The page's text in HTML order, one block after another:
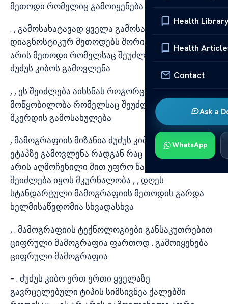
Health
Health
Contact
Ask a
WhatsApp
მეთოდი რომელიც გამოიყენება მკერდის
. , გამოსახატავად ყველა გამოსახულებასა და
დიაგნოსტიკურ მეთოდებს შორის , . მამოგრაფია
არის მეთოდი რომელსაც შეუძლია ადრეული
ძუძუს კიბოს გამოვლენა
, , ეს შეიძლება აიხსნას როგორც რენტგენული
მოწყობილობა რომელსაც შეუძლია . მიიღოს
მკერდის გამოსახულება
, მამოგრაფიის მიზანია ძუძუს კიბოს ადრეულ
ეტაპზე გამოვლენა რადგან რაც უფრო , . ადრე
არის აღმოჩენილი მით უფრო წარმატებული
შეიძლება იყოს მკურნალობა , , დღეს
სტანდარტული მამოგრაფიის მეთოდის გარდა
ხელმისაწვდომია სხვადასხვა
, . მამოგრაფიის ტექნოლოგიები განსაკუთრებით
ციფრული მამოგრაფია ფართოდ . გამოიყენება
ციფრული მამოგრაფია
– . ძუძუს კიბო ერთ ერთი ყველაზე
გავრცელებული ტიპის სიმსივნეა ქალებში